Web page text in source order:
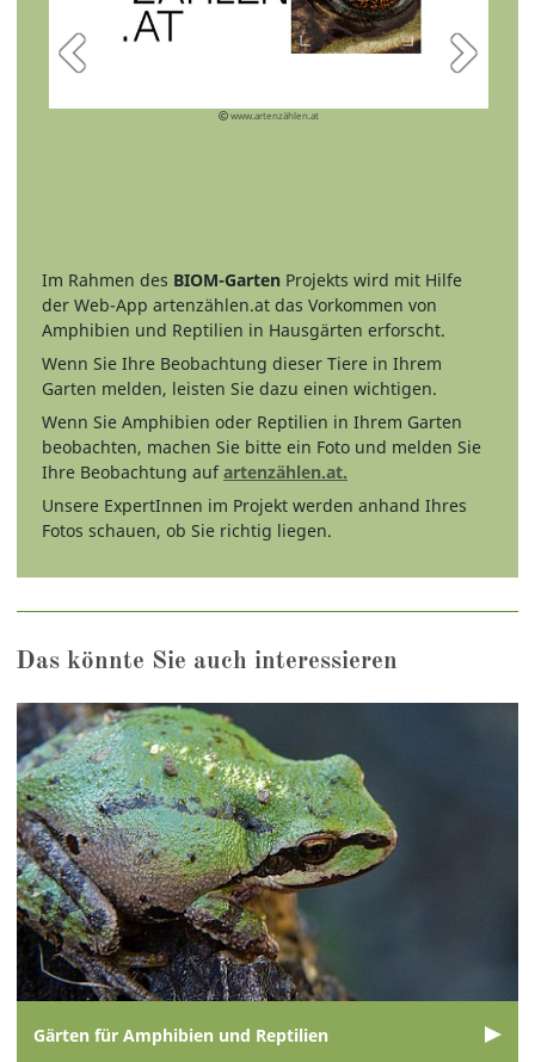
www.artenzählen.at
Im Rahmen des BIOM-Garten Projekts wird mit Hilfe
der Web-App artenzählen.at das Vorkommen von
Amphibien und Reptilien in Hausgärten erforscht.
Wenn Sie Ihre Beobachtung dieser Tiere in Ihrem
Garten melden, leisten Sie dazu einen wichtigen.
Wenn Sie Amphibien oder Reptilien in Ihrem Garten
beobachten, machen Sie bitte ein Foto und melden Sie
Ihre Beobachtung aufartenzählen.at.
Unsere ExpertInnen im Projekt werden anhand Ihres
Fotos schauen, ob Sie richtig liegen.
Das könnte Sie auch interessieren
Gärten für Amphibien und Reptilien